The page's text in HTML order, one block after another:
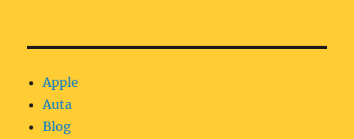
Apple
Auta
Blog